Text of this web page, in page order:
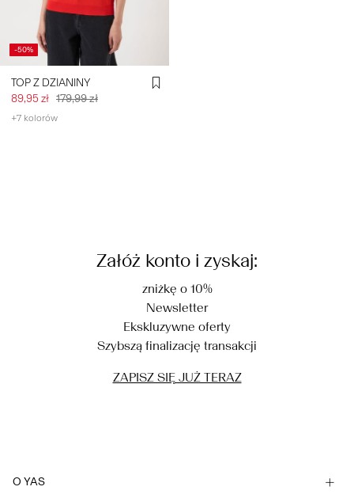
-50%
TOP Z DZIANINY
89,95 zł 179,99 zł
+7 kolorów
Załóż konto i zyskaj:
zniżkę o 10%
Newsletter
Ekskluzywne oferty
Szybszą finalizację transakcji
ZAPISZ SIĘ JUŻ TERAZ
O YAS